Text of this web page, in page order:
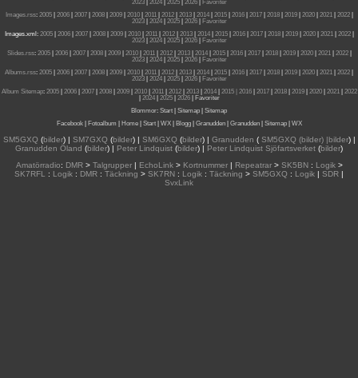
2023| 2024| 2025| 2026|
Favoriter
Images.rss: 2005| 2006| 2007| 2008| 2009| 2010| 2011| 2012| 2013| 2014| 2015| 2016| 2017| 2018| 2019| 2020| 2021| 2022|
2023| 2024| 2025| 2026|
Favoriter
Images.xml: 2005| 2006| 2007| 2008| 2009| 2010| 2011| 2012| 2013| 2014| 2015| 2016| 2017| 2018| 2019| 2020| 2021| 2022|
2023| 2024| 2025| 2026|
Favoriter
Slides.rss: 2005| 2006| 2007| 2008| 2009| 2010| 2011| 2012| 2013| 2014| 2015| 2016| 2017| 2018| 2019| 2020| 2021| 2022|
2023| 2024| 2025| 2026|
Favoriter
Albums.rss: 2005 2006 2007 2008 2009 2010 2011 2012 2013 2014 2015 2016 2017 2018 2019 2020 2021 2022
2023| 2024| 2025| 2026|
Favoriter
Album Sitemap: 2005| 2006| 2007| 2008| 2009| 2010| 2011| 2012| 2013| 2014| 2015 | 2016| 2017| 2018| 2019| 2020| 2021| 2022
2024| 2025| 2026|
Favoriter
Blommor: Start Sitemap
Sitemap
Facebook| Fotoalbum Home| Start| WX| Blogg| Granudden| Granudden| Sitemap| WX
SM5GXQ(bilder) | SM7GXQ(bilder) | SM6GXQ(bilder) | Granudden (SM5GXQ (bilder) |bilder) |
Granudden Öland (bilder) | Peter Lindquist (bilder) | Peter Lindquist Sjöfartsverket (bilder)
Amatörradio: DMR> Talgrupper| EchoLink> Kortnummer| Repeatrar> SK5BN: Logik>
SK7RFL
: Logik : DMR : Täckning > SK7RN : Logik : Täckning > SM5GXQ : Logik | SDR |
SvxLink